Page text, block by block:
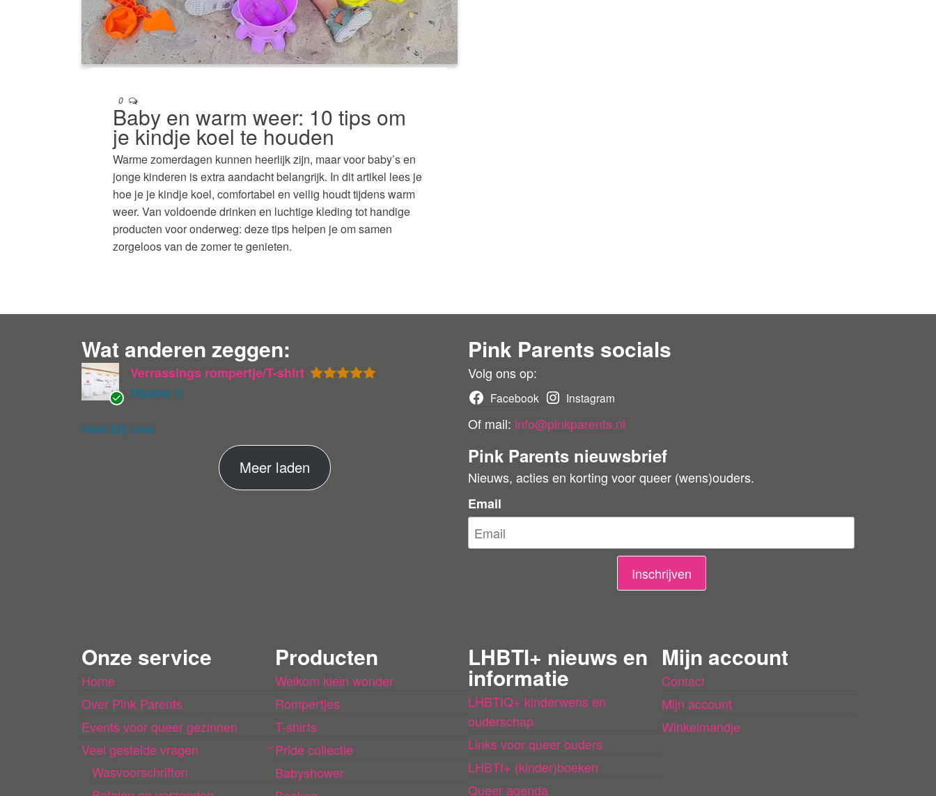
0
Baby en warm weer: 10 tips om
je kindje koel te houden
Warme zomerdagen kunnen heerlijk zijn, maar voor baby’s en
jonge kinderen is extra aandacht belangrijk. In dit artikel lees je
hoe je je kindje koel, comfortabel en veilig houdt tijdens warm
weer. Van voldoende drinken en luchtige kleding tot handige
producten voor onderweg: deze tips helpen je om samen
zorgeloos van de zomer te genieten.
Wat anderen zeggen:
ev
eri
Verrassings rompertje/T-shirt
Maaike V.
Heel blij mee.
Meer laden
e
d
e
l
i
n
g
Pink Parents socials
Volg ons op:
Facebook Instagram
Of mail: info@pinkparents.nl
Pink Parents nieuwsbrief
Nieuws, acties en korting voor queer (wens)ouders.
Email
Inschrijven
Onze service
Home
Over Pink Parents
Events voor queer gezinnen
Veel gestelde vragen
Wasvoorschriften
Producten
Welkom klein wonder
Rompertjes
T-shirts
Pride collectie
Babyshower
LHBTI+ nieuws en
informatie
LHBTIQ+ kinderwens en
ouderschap
Links voor queer ouders
LHBTI+ (kinder)boeken
Queer agenda
Mijn account
Contact
Mijn account
Winkelmandje